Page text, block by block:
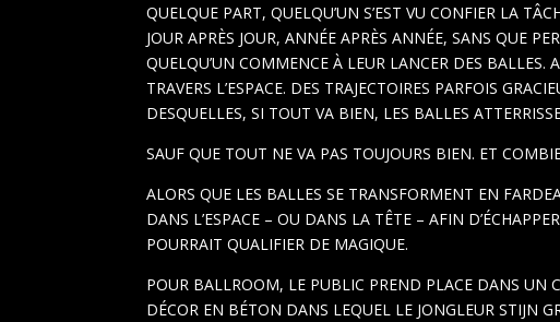
QUELQUE PART, QUELQU’UN S’EST VU CONFIER LA
JOUR APRÈS JOUR, ANNÉE APRÈS ANNÉE, SANS QUE
QUELQU’UN COMMENCE À LEUR LANCER DES BALLES.
TRAVERS L’ESPACE. DES TRAJECTOIRES PARFOIS
DESQUELLES, SI TOUT VA BIEN, LES BALLES
SAUF QUE TOUT NE VA PAS TOUJOURS BIEN. ET
ALORS QUE LES BALLES SE TRANSFORMENT EN
DANS L’ESPACE – OU DANS LA TÊTE – AFIN
POURRAIT QUALIFIER DE MAGIQUE.
POUR BALLROOM, LE PUBLIC PREND PLACE DANS UN
DÉCOR EN BÉTON DANS LEQUEL LE JONGLEUR STIJN